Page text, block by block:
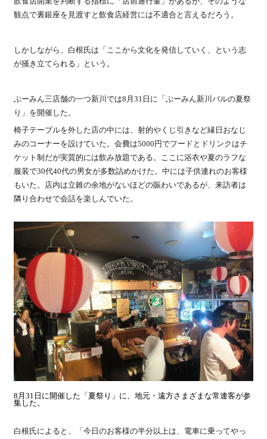
観点で裏銀座を見渡すと飲食店経営には不適合と言えるだろう。
しかしながら、白根氏は「ここから文化を発信していく、という志
が掻き立てられる」という。
ぶーみん三店舗の一つ新川では8月31日に「ぶーみん新川バルの夏祭
り」を開催した。
椅子テーブルを外した店の中には、射的やくじ引きなど縁日おなじ
みのコーナーを設けていた。会費は5000円でフードとドリンクはチ
ケット制だが実質的には飲み放題である。ここに浴衣や夏のラフな
服装で30代40代の男女が多数詰めかけた。中には子供連れのお客様
もいた。店内は立錐の余地がないほどの賑わいであるが、来訪者は
隣り合わせで会話を楽しんでいた。
8月31日に開催した「夏祭り」に、地元・遠方さまざまな常連客が参
集した。
白根氏によると、「今日のお客様の半分以上は、電車に乗ってやっ